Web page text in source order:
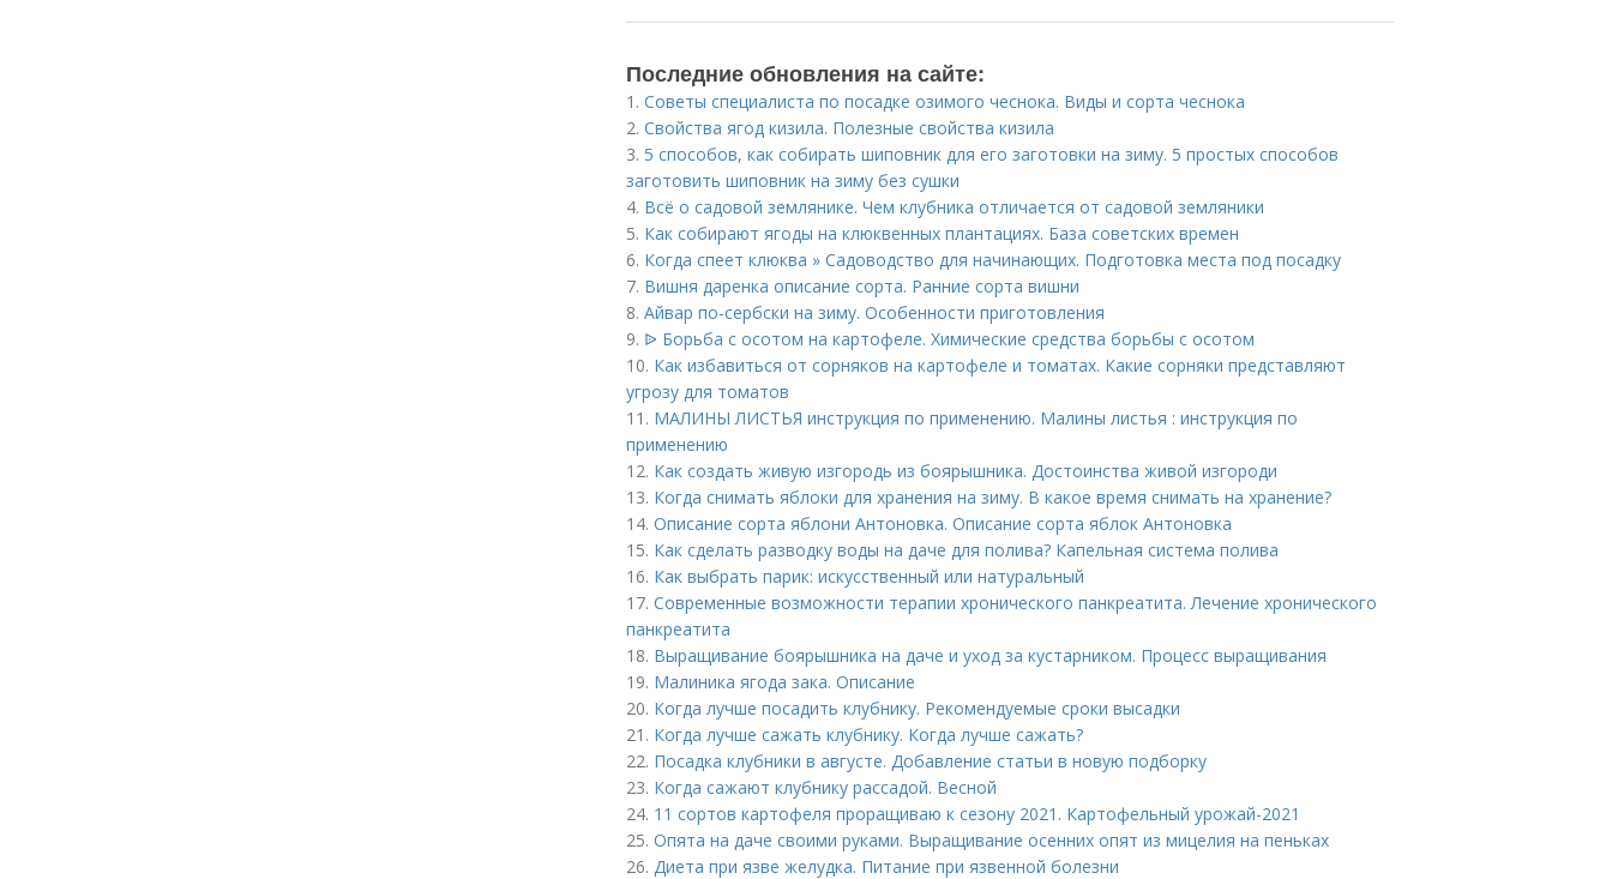
Последние обновления на сайте:
1. Советы специалиста по посадке озимого чеснока. Виды и сорта чеснока
2. Свойства ягод кизила. Полезные свойства кизила
3. 5 способов, как собирать шиповник для его заготовки на зиму. 5 простых способов
заготовить шиповник на зиму без сушки
4. Всё о садовой землянике. Чем клубника отличается от садовой земляники
5. Как собирают ягоды на клюквенных плантациях. База советских времен
6. Когда спеет клюква » Садоводство для начинающих. Подготовка места под посадку
7. Вишня даренка описание сорта. Ранние сорта вишни
8. Айвар по-сербски на зиму. Особенности приготовления
9. ᐉ Борьба с осотом на картофеле. Химические средства борьбы с осотом
10. Как избавиться от сорняков на картофеле и томатах. Какие сорняки представляют
угрозу для томатов
11. МАЛИНЫ ЛИСТЬЯ инструкция по применению. Малины листья : инструкция по
применению
12. Как создать живую изгородь из боярышника. Достоинства живой изгороди
13. Когда снимать яблоки для хранения на зиму. В какое время снимать на хранение?
14. Описание сорта яблони Антоновка. Описание сорта яблок Антоновка
15. Как сделать разводку воды на даче для полива? Капельная система полива
16. Как выбрать парик: искусственный или натуральный
17. Современные возможности терапии хронического панкреатита. Лечение хронического
панкреатита
18. Выращивание боярышника на даче и уход за кустарником. Процесс выращивания
19. Малиника ягода зака. Описание
20. Когда лучше посадить клубнику. Рекомендуемые сроки высадки
21. Когда лучше сажать клубнику. Когда лучше сажать?
22. Посадка клубники в августе. Добавление статьи в новую подборку
23. Когда сажают клубнику рассадой. Весной
24. 11 сортов картофеля проращиваю к сезону 2021. Картофельный урожай-2021
25. Опята на даче своими руками. Выращивание осенних опят из мицелия на пеньках
26. Диета при язве желудка. Питание при язвенной болезни